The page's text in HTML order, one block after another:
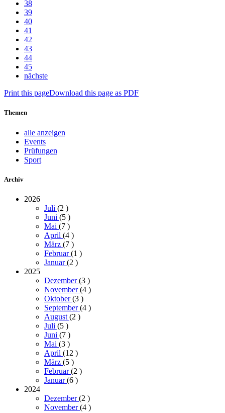
38
39
40
41
42
43
44
45
nächste
Print this pageDownload this page as PDF
Themen
alle anzeigen
Events
Prüfungen
Sport
Archiv
2026
Juli (2 )
Juni (5 )
Mai (7 )
April (4 )
März (7 )
Februar(1 )
Januar(2 )
2025
Dezember(3 )
November(4 )
Oktober(3 )
September(4 )
August (2 )
Juli (5 )
Juni (7 )
Mai (3 )
April (12 )
März (5 )
Februar(2 )
Januar(6 )
2024
Dezember(2 )
November(4 )